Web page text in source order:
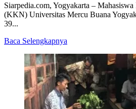
Siarpedia.com, Yogyakarta –
(KKN) Universitas Mercu Buana
39...
Baca Selengkapnya
about
KKN
UMBY
Beri
Pembekalan
Bahasa